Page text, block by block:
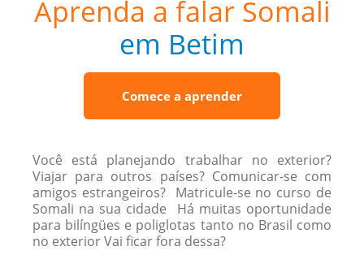
Aprenda a falar Somali
em Betim
Comece a aprender
Você está planejando trabalhar no exterior?
Viajar para outros países? Comunicar-se com
amigos estrangeiros? Matricule-se no curso de
Somali na sua cidade Há muitas oportunidade
para bilíngües e poliglotas tanto no Brasil como
no exterior Vai ficar fora dessa?